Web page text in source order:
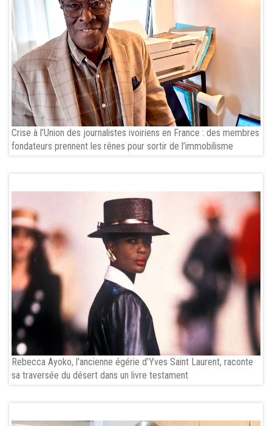
Crise à l’Union des journalistes ivoiriens en France : des membres
fondateurs prennent les rênes pour sortir de l’immobilisme
Rebecca Ayoko, l'ancienne égérie d'Yves Saint Laurent, raconte
sa traversée du désert dans un livre testament